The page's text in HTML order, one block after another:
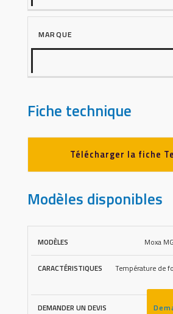
MARQUE
Fiche technique
Télécharger la fiche
Modèles disponibles
Moxa
Température de